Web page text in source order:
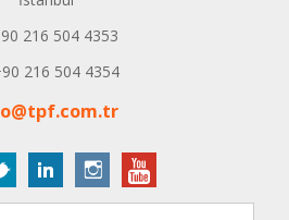
216 504 4353
216 504 4354